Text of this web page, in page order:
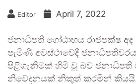
Editor April 7, 2022
ජනාධිපති ගෝඨාභය රාජපක්ෂ අද
පැමිණි අවස්ථාවේදී
පිළිගැනීමක් හිමි වූ බව ජනාධිපති
නිවේදනයක් නිකුත් කරමින්